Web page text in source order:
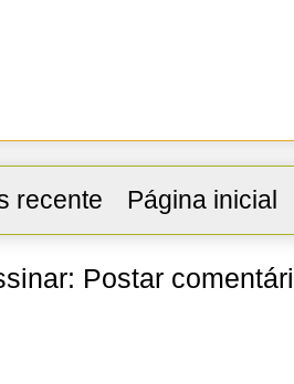
recente Página inicial
Postar